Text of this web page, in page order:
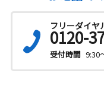
フリーダイヤ
0120-
受付時間 9:30